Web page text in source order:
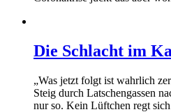
Die Schlacht im
„Was jetzt folgt ist wahrlich
Steig durch Latschengassen
nur so. Kein Lüftchen regt